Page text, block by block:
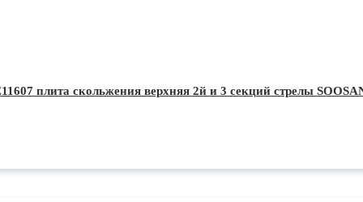
плита скольжения верхняя 2й и 3 секций стрелы